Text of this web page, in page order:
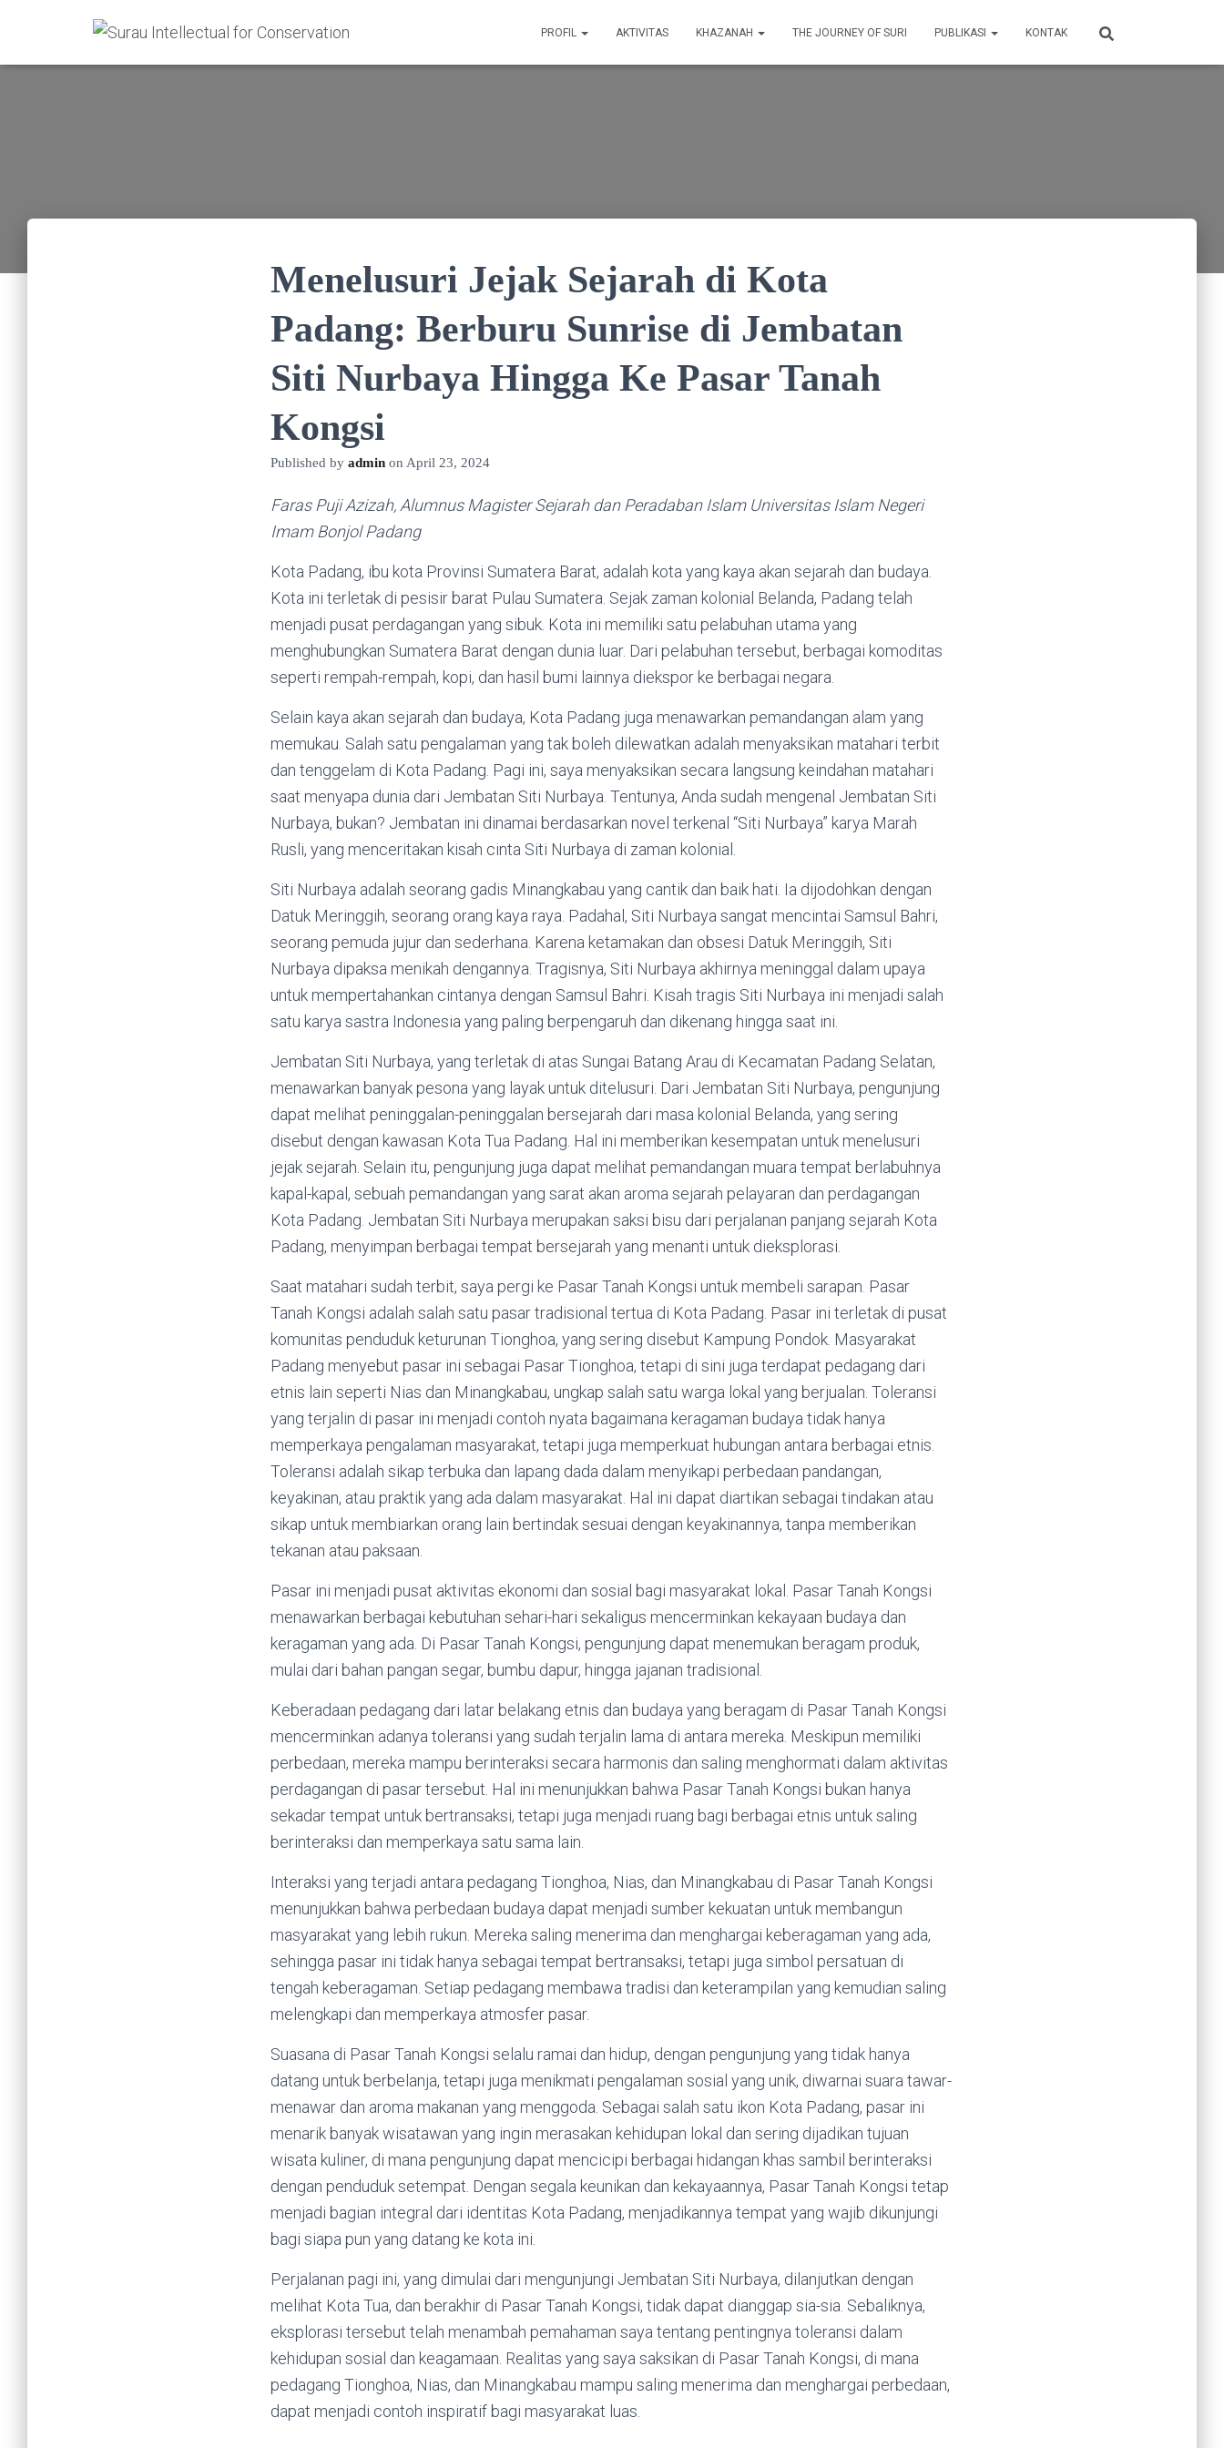
PROFIL AKTIVITAS KHAZANAH THE JOURNEY OF SURI PUBLIKASI KONTAK
Menelusuri Jejak Sejarah di Kota
Padang: Berburu Sunrise di Jembatan
Siti Nurbaya Hingga Ke Pasar Tanah
Kongsi
Published by admin on April 23, 2024
Faras Puji Azizah, Alumnus Magister Sejarah dan Peradaban Islam Universitas Islam Negeri
Imam Bonjol Padang
Kota Padang, ibu kota Provinsi Sumatera Barat, adalah kota yang kaya akan sejarah dan budaya.
Kota ini terletak di pesisir barat Pulau Sumatera. Sejak zaman kolonial Belanda, Padang telah
menjadi pusat perdagangan yang sibuk. Kota ini memiliki satu pelabuhan utama yang
menghubungkan Sumatera Barat dengan dunia luar. Dari pelabuhan tersebut, berbagai komoditas
seperti rempah-rempah, kopi, dan hasil bumi lainnya diekspor ke berbagai negara.
Selain kaya akan sejarah dan budaya, Kota Padang juga menawarkan pemandangan alam yang
memukau. Salah satu pengalaman yang tak boleh dilewatkan adalah menyaksikan matahari terbit
dan tenggelam di Kota Padang. Pagi ini, saya menyaksikan secara langsung keindahan matahari
saat menyapa dunia dari Jembatan Siti Nurbaya. Tentunya, Anda sudah mengenal Jembatan Siti
Nurbaya, bukan? Jembatan ini dinamai berdasarkan novel terkenal “Siti Nurbaya” karya Marah
Rusli, yang menceritakan kisah cinta Siti Nurbaya di zaman kolonial.
Siti Nurbaya adalah seorang gadis Minangkabau yang cantik dan baik hati. Ia dijodohkan dengan
Datuk Meringgih, seorang orang kaya raya. Padahal, Siti Nurbaya sangat mencintai Samsul Bahri,
seorang pemuda jujur dan sederhana. Karena ketamakan dan obsesi Datuk Meringgih, Siti
Nurbaya dipaksa menikah dengannya. Tragisnya, Siti Nurbaya akhirnya meninggal dalam upaya
untuk mempertahankan cintanya dengan Samsul Bahri. Kisah tragis Siti Nurbaya ini menjadi salah
satu karya sastra Indonesia yang paling berpengaruh dan dikenang hingga saat ini.
Jembatan Siti Nurbaya, yang terletak di atas Sungai Batang Arau di Kecamatan Padang Selatan,
menawarkan banyak pesona yang layak untuk ditelusuri. Dari Jembatan Siti Nurbaya, pengunjung
dapat melihat peninggalan-peninggalan bersejarah dari masa kolonial Belanda, yang sering
disebut dengan kawasan Kota Tua Padang. Hal ini memberikan kesempatan untuk menelusuri
jejak sejarah. Selain itu, pengunjung juga dapat melihat pemandangan muara tempat berlabuhnya
kapal-kapal, sebuah pemandangan yang sarat akan aroma sejarah pelayaran dan perdagangan
Kota Padang. Jembatan Siti Nurbaya merupakan saksi bisu dari perjalanan panjang sejarah Kota
Padang, menyimpan berbagai tempat bersejarah yang menanti untuk dieksplorasi.
Saat matahari sudah terbit, saya pergi ke Pasar Tanah Kongsi untuk membeli sarapan. Pasar
Tanah Kongsi adalah salah satu pasar tradisional tertua di Kota Padang. Pasar ini terletak di pusat
komunitas penduduk keturunan Tionghoa, yang sering disebut Kampung Pondok. Masyarakat
Padang menyebut pasar ini sebagai Pasar Tionghoa, tetapi di sini juga terdapat pedagang dari
etnis lain seperti Nias dan Minangkabau, ungkap salah satu warga lokal yang berjualan. Toleransi
yang terjalin di pasar ini menjadi contoh nyata bagaimana keragaman budaya tidak hanya
memperkaya pengalaman masyarakat, tetapi juga memperkuat hubungan antara berbagai etnis.
Toleransi adalah sikap terbuka dan lapang dada dalam menyikapi perbedaan pandangan,
keyakinan, atau praktik yang ada dalam masyarakat. Hal ini dapat diartikan sebagai tindakan atau
sikap untuk membiarkan orang lain bertindak sesuai dengan keyakinannya, tanpa memberikan
tekanan atau paksaan.
Pasar ini menjadi pusat aktivitas ekonomi dan sosial bagi masyarakat lokal. Pasar Tanah Kongsi
menawarkan berbagai kebutuhan sehari-hari sekaligus mencerminkan kekayaan budaya dan
keragaman yang ada. Di Pasar Tanah Kongsi, pengunjung dapat menemukan beragam produk,
mulai dari bahan pangan segar, bumbu dapur, hingga jajanan tradisional.
Keberadaan pedagang dari latar belakang etnis dan budaya yang beragam di Pasar Tanah Kongsi
mencerminkan adanya toleransi yang sudah terjalin lama di antara mereka. Meskipun memiliki
perbedaan, mereka mampu berinteraksi secara harmonis dan saling menghormati dalam aktivitas
perdagangan di pasar tersebut. Hal ini menunjukkan bahwa Pasar Tanah Kongsi bukan hanya
sekadar tempat untuk bertransaksi, tetapi juga menjadi ruang bagi berbagai etnis untuk saling
berinteraksi dan memperkaya satu sama lain.
Interaksi yang terjadi antara pedagang Tionghoa, Nias, dan Minangkabau di Pasar Tanah Kongsi
menunjukkan bahwa perbedaan budaya dapat menjadi sumber kekuatan untuk membangun
masyarakat yang lebih rukun. Mereka saling menerima dan menghargai keberagaman yang ada,
sehingga pasar ini tidak hanya sebagai tempat bertransaksi, tetapi juga simbol persatuan di
tengah keberagaman. Setiap pedagang membawa tradisi dan keterampilan yang kemudian saling
melengkapi dan memperkaya atmosfer pasar.
Suasana di Pasar Tanah Kongsi selalu ramai dan hidup, dengan pengunjung yang tidak hanya
datang untuk berbelanja, tetapi juga menikmati pengalaman sosial yang unik, diwarnai suara tawar-
menawar dan aroma makanan yang menggoda. Sebagai salah satu ikon Kota Padang, pasar ini
menarik banyak wisatawan yang ingin merasakan kehidupan lokal dan sering dijadikan tujuan
wisata kuliner, di mana pengunjung dapat mencicipi berbagai hidangan khas sambil berinteraksi
dengan penduduk setempat. Dengan segala keunikan dan kekayaannya, Pasar Tanah Kongsi tetap
menjadi bagian integral dari identitas Kota Padang, menjadikannya tempat yang wajib dikunjungi
bagi siapa pun yang datang ke kota ini.
Perjalanan pagi ini, yang dimulai dari mengunjungi Jembatan Siti Nurbaya, dilanjutkan dengan
melihat Kota Tua, dan berakhir di Pasar Tanah Kongsi, tidak dapat dianggap sia-sia. Sebaliknya,
eksplorasi tersebut telah menambah pemahaman saya tentang pentingnya toleransi dalam
kehidupan sosial dan keagamaan. Realitas yang saya saksikan di Pasar Tanah Kongsi, di mana
pedagang Tionghoa, Nias, dan Minangkabau mampu saling menerima dan menghargai perbedaan,
dapat menjadi contoh inspiratif bagi masyarakat luas.